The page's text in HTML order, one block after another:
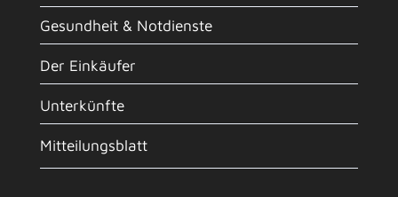
Gesundheit & Notdienste
Der Einkäufer
Unterkünfte
Mitteilungsblatt